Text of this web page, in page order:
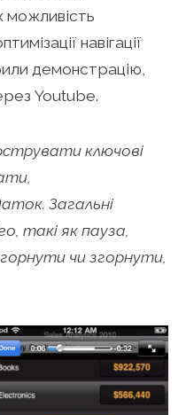
можливість
навігації
демонстрацію,
Youtube.
ключові
Загальні
такі як пауза,
чи згорнути,